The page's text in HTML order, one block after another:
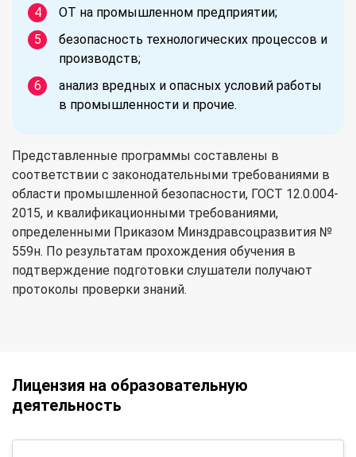
ОТ на промышленном предприятии;
безопасность технологических процессов и
производств;
анализ вредных и опасных условий работы
в промышленности и прочие.
Представленные программы составлены в
соответствии с законодательными требованиями в
области промышленной безопасности, ГОСТ 12.0.004-
2015, и квалификационными требованиями,
определенными Приказом Минздравсоцразвития №
559н. По результатам прохождения обучения в
подтверждение подготовки слушатели получают
протоколы проверки знаний.
Лицензия на образовательную
деятельность